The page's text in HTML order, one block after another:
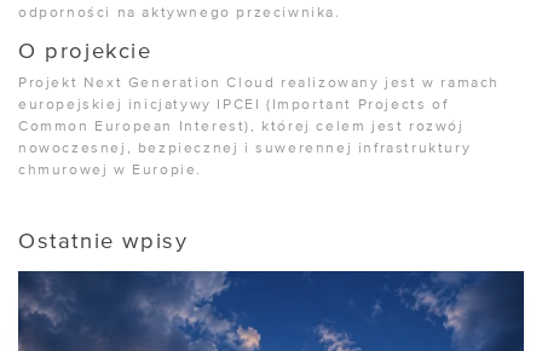
odporności na aktywnego przeciwnika.
O projekcie
Projekt Next Generation Cloud realizowany jest w ramach
europejskiej inicjatywy IPCEI (Important Projects of
Common European Interest), której celem jest rozwój
nowoczesnej, bezpiecznej i suwerennej infrastruktury
chmurowej w Europie.
Ostatnie wpisy